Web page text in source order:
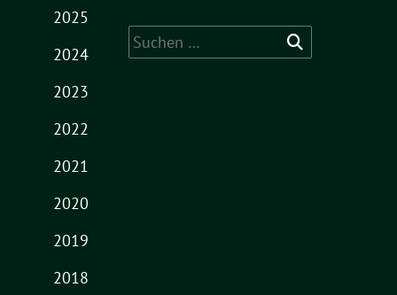
2025
2024
2023
2022
2021
2020
2019
2018
Suche
nach: